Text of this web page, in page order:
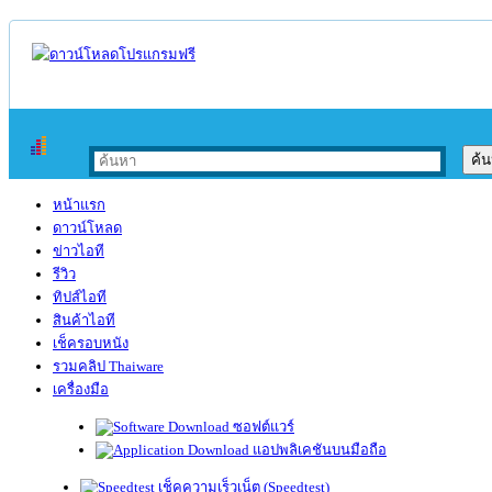
หน้าแรก
ดาวน์โหลด
ข่าวไอที
รีวิว
ทิปส์ไอที
สินค้าไอที
เช็ครอบหนัง
รวมคลิป Thaiware
เครื่องมือ
ซอฟต์แวร์
แอปพลิเคชันบนมือถือ
เช็คความเร็วเน็ต (Speedtest)